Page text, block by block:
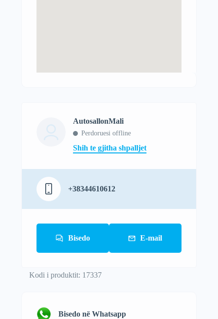
AutosallonMali
Perdoruesi offline
Shih te gjitha shpalljet
+38344610612
Bisedo E-mail
Kodi i produktit: 17337
Bisedo në Whatsapp